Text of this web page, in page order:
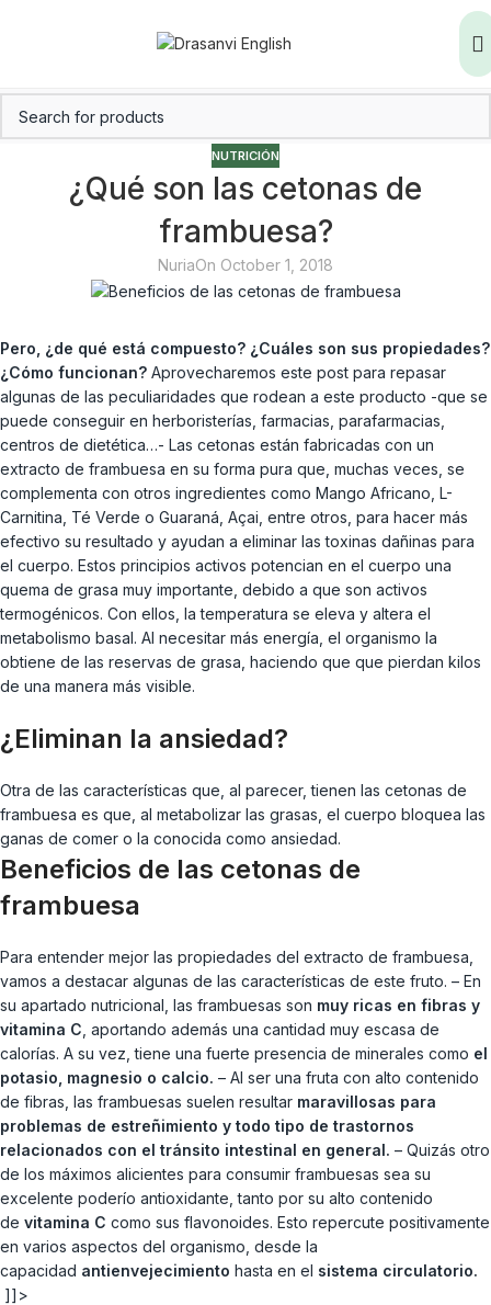
NUTRICIÓN
¿Qué son las cetonas de
frambuesa?
NuriaOn October 1, 2018
Pero, ¿de qué está compuesto? ¿Cuáles son sus propiedades?
¿Cómo funcionan? Aprovecharemos este post para repasar
algunas de las peculiaridades que rodean a este producto -que se
puede conseguir en herboristerías, farmacias, parafarmacias,
centros de dietética…- Las cetonas están fabricadas con un
extracto de frambuesa en su forma pura que, muchas veces, se
complementa con otros ingredientes como Mango Africano, L-
Carnitina, Té Verde o Guaraná, Açai, entre otros, para hacer más
efectivo su resultado y ayudan a eliminar las toxinas dañinas para
el cuerpo. Estos principios activos potencian en el cuerpo una
quema de grasa muy importante, debido a que son activos
termogénicos. Con ellos, la temperatura se eleva y altera el
metabolismo basal. Al necesitar más energía, el organismo la
obtiene de las reservas de grasa, haciendo que que pierdan kilos
de una manera más visible.
¿Eliminan la ansiedad?
Otra de las características que, al parecer, tienen las cetonas de
frambuesa es que, al metabolizar las grasas, el cuerpo bloquea las
ganas de comer o la conocida como ansiedad.
Beneficios de las cetonas de
frambuesa
Para entender mejor las propiedades del extracto de frambuesa,
vamos a destacar algunas de las características de este fruto. – En
su apartado nutricional, las frambuesas son muy ricas en fibras y
vitamina C , aportando además una cantidad muy escasa de
calorías. A su vez, tiene una fuerte presencia de minerales como el
potasio, magnesio o calcio. – Al ser una fruta con alto contenido
de fibras, las frambuesas suelen resultar maravillosas para
problemas de estreñimiento y todo tipo de trastornos
relacionados con el tránsito intestinal en general. – Quizás otro
de los máximos alicientes para consumir frambuesas sea su
excelente poderío antioxidante, tanto por su alto contenido
de vitamina C como sus flavonoides. Esto repercute positivamente
en varios aspectos del organismo, desde la
capacidad antienvejecimiento hasta en el sistema circulatorio.
]]>